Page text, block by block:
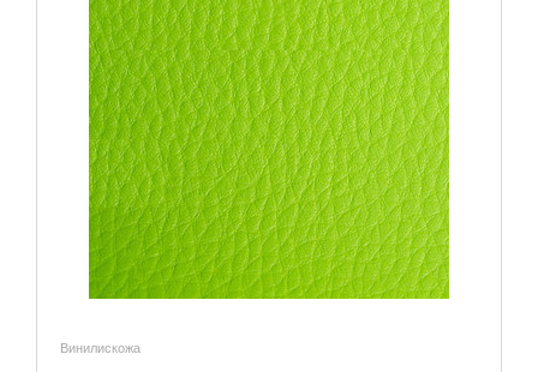
Винилискожа